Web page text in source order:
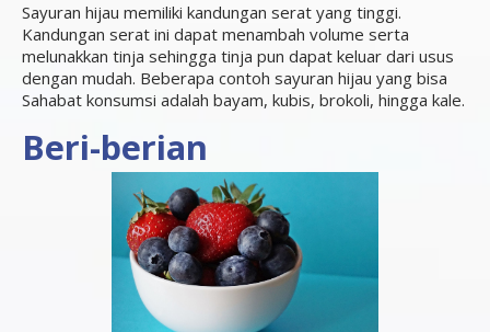
Sayuran hijau memiliki kandungan serat yang tinggi.
Kandungan serat ini dapat menambah volume serta
melunakkan tinja sehingga tinja pun dapat keluar dari usus
dengan mudah. Beberapa contoh sayuran hijau yang bisa
Sahabat konsumsi adalah bayam, kubis, brokoli, hingga kale.
Beri-berian